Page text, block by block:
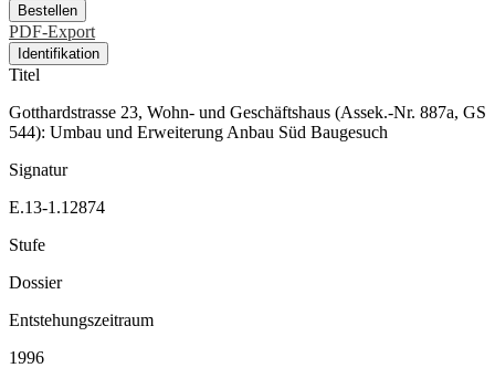
Bestellen
PDF-Export
Identifikation
Titel
Gotthardstrasse 23, Wohn- und Geschäftshaus (Assek.-Nr. 887a, GS
544): Umbau und Erweiterung Anbau Süd Baugesuch
Signatur
E.13-1.12874
Stufe
Dossier
Entstehungszeitraum
1996